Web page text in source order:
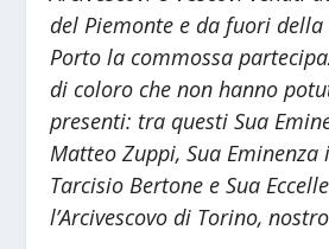
del Piemonte e da fuori della
Porto la commossa
di coloro che non hanno
presenti: tra questi Sua
Matteo Zuppi, Sua
Tarcisio Bertone e Sua
l’Arcivescovo di Torino,